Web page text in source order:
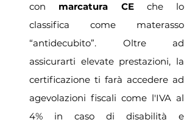
con marcatura CE che lo
classifica come materasso
“antidecubito”. Oltre ad
assicurarti elevate prestazioni, la
certificazione ti farà accedere ad
agevolazioni fiscali come l'IVA al
4% in caso di disabilità e